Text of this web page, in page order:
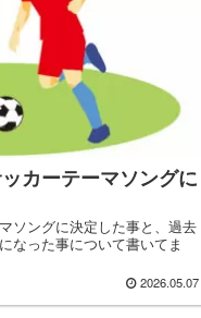
カーテーマソングに
ソングに決定した事と、過去
なった事について書いてま
2026.05.07